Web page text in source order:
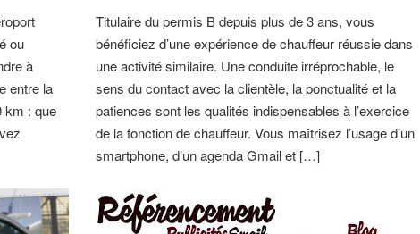
ou
à
entre la
km : que
Titulaire du permis B depuis plus de 3 ans, vous
bénéficiez d’une expérience de chauffeur réussie dans
une activité similaire. Une conduite irréprochable, le
sens du contact avec la clientèle, la ponctualité et la
patiences sont les qualités indispensables à l’exercice
de la fonction de chauffeur. Vous maîtrisez l’usage d’un
smartphone, d’un agenda Gmail et […]